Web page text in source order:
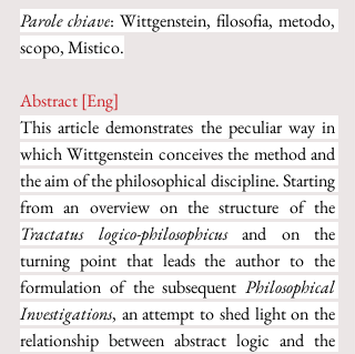
Parole chiave: Wittgenstein, filosofia, metodo,
scopo, Mistico.
Abstract [Eng]
This article demonstrates the peculiar way in
which Wittgenstein conceives the method and
the aim of the philosophical discipline. Starting
Tractatus logico-philosophicus and on the
turning point that leads the author to the
formulation of the subsequent Philosophical
Investigations, an attempt to shed light on the
relationship between abstract logic and the